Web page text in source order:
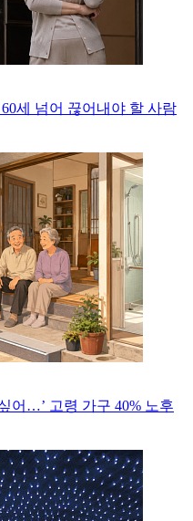
세 넘어 끊어내야 할 사람
어…’ 고령 가구 40% 노후